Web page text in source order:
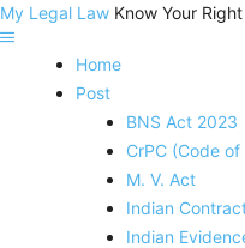
My Legal Law Know Your Right
Home
Post
BNS Act 2023
CrPC (Code
M. V. Act
Indian
Indian